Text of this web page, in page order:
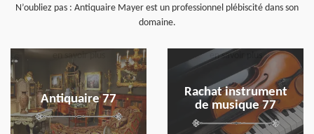
N’oubliez pas : Antiquaire Mayer est un professionnel plébiscité dans son
domaine.
Antiquaire 77
en savoir plus
Rachat instrument
de musique 77
en savoir plus